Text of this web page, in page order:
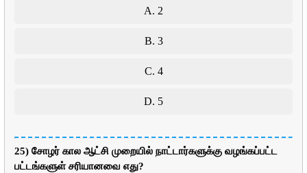
A. 2
B. 3
C. 4
D. 5
25) சோழர் கால ஆட்சி முறையில் நாட்டார்களுக்கு வழங்கப்பட்ட
பட்டங்களுள் சரியானவை எது?